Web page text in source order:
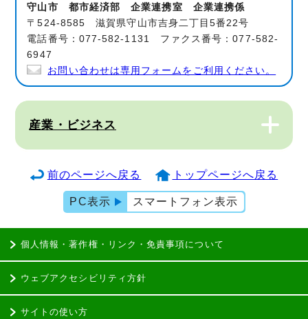
守山市 都市経済部 企業連携室 企業連携係
〒524-8585 滋賀県守山市吉身二丁目5番22号
電話番号：077-582-1131 ファクス番号：077-582-
6947
お問い合わせは専用フォームをご利用ください。
産業・ビジネス
前のページへ戻る トップページへ戻る
PC表示 スマートフォン表示
個人情報・著作権・リンク・免責事項について
ウェブアクセシビリティ方針
サイトの使い方